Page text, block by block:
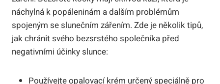
náchylná k popáleninám a dalším problémům
spojeným se slunečním zářením. Zde je několik tipů,
jak chránit svého bezsrstého společníka před
negativními účinky slunce:
Používejte opalovací krém určený speciálně pro